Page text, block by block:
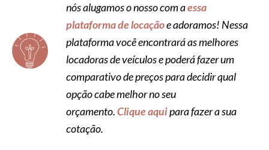
nós alugamos o nosso comaessa
plataforma de locaçãoe adoramos! Nessa
plataforma você encontrará as melhores
locadoras de veículos e poderá fazer um
comparativo de preços para decidir qual
opção cabe melhor no seu
orçamento.Clique aquipara fazer a sua
cotação.